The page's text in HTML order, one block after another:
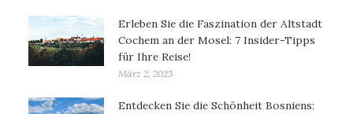
Erleben Sie die Faszination der Altstadt
Cochem an der Mosel: 7 Insider-Tipps
für Ihre Reise!
März 2, 2023
Entdecken Sie die Schönheit Bosniens: